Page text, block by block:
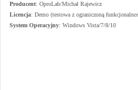
Producent: OproLab/Michał Rajewicz
Licencja: Demo (testowa z ograniczoną
System Operacyjny: Windows Vista/7/8/10